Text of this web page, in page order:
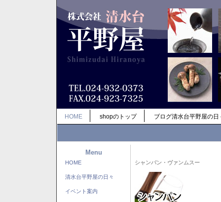
HOME shopのトップ ブログ清水台平野屋の日
Menu
HOME
清水台平野屋の日々
イベント案内
シャンパン・ヴァンムスー